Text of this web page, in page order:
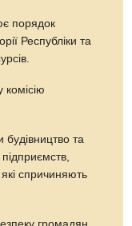
порядок
Республіки та
та
які спричиняють